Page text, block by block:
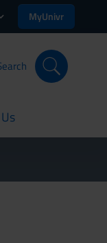
MyUnivr